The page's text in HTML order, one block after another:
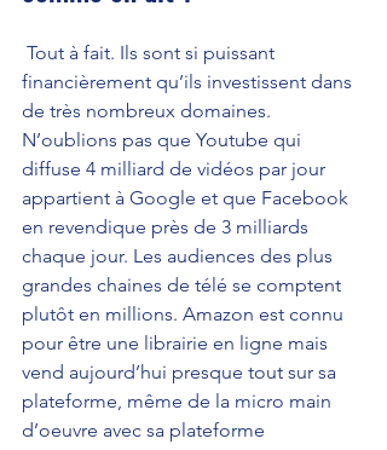
financièrement qu’ils investissent dans
de très nombreux domaines.
N’oublions pas que Youtube qui
diffuse 4 milliard de vidéos par jour
appartient à Google et que Facebook
en revendique près de 3 milliards
chaque jour. Les audiences des plus
grandes chaines de télé se comptent
plutôt en millions. Amazon est connu
pour être une librairie en ligne mais
vend aujourd’hui presque tout sur sa
plateforme, même de la micro main
d’oeuvre avec sa plateforme